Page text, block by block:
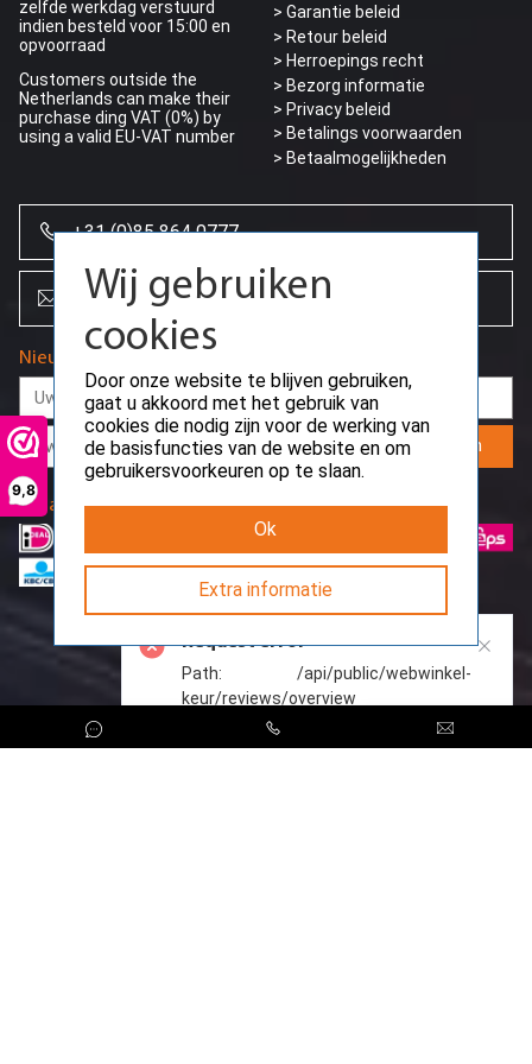
9,8
Dell Servers
> Dell R330 SFF
> Dell R340 LFF
> Dell R360 SFF
> Dell R360 LFF
> Dell R420 LFF
> Dell R430 SFF
> Dell R430 LFF
> Dell R440 SFF
> Dell R440 LFF
> Dell R510 LFF
> Dell R540 LFF
> Dell R570 LFF
> Dell R610 SFF
> Dell R620 SFF
> Dell R630 SFF
> Dell R640 SFF
> Dell R640 LFF
> Dell R650 SFF
> Dell R650 LFF
> Dell R650xs SFF
> Dell R660 SFF
> Dell R660xs SFF
> Dell R670 SFF
> Dell R710 SFF
> Dell R720 LFF
> Dell R730 LFF
> Dell R730XD SFF
zelfde werkdag verstuurd
indien besteld voor 15:00 en
opvoorraad
Customers outside the
Netherlands can make their
purchase ding VAT (0%) by
using a valid EU-VAT number
> Garantie beleid
> Retour beleid
> Herroepings recht
> Bezorg informatie
> Privacy beleid
> Betalings voorwaarden
> Betaalmogelijkheden
+31 (0)85 864 0777
info@creoserver.com
Nieuwsbrief
Aanmelden
Betaalmethodes
Wij gebruiken
cookies
Door onze website te blijven gebruiken,
gaat u akkoord met het gebruik van
cookies die nodig zijn voor de werking van
de basisfuncties van de website en om
gebruikersvoorkeuren op te slaan.
Ok
Extra informatie
Request error
Path: /api/public/webwinkel-
keur/reviews/overview